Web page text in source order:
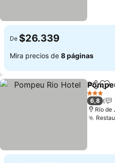
De $26.339
Mira precios de 8 páginas
3 Estrellas
6,8
Río de